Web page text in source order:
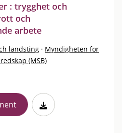
: trygghet och
och
arbete
landsting · Myndigheten för
(MSB)